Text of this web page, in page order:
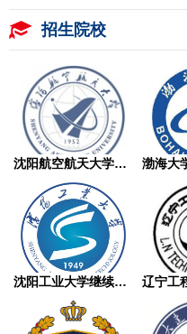
招生院校
沈阳航空航天大学继续教育学院成人高考
沈阳工业大学继续教育学院成人高考